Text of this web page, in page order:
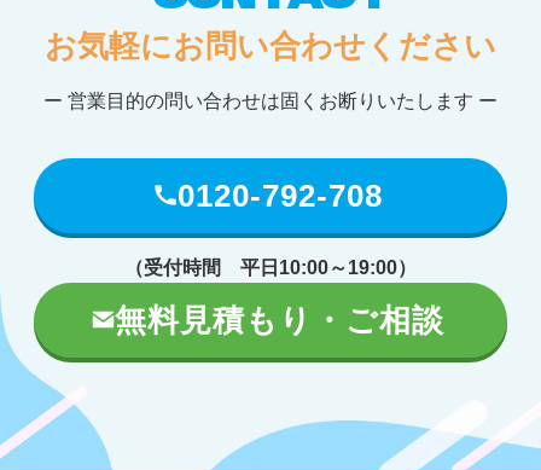
お気軽にお問い合わせください
ー 営業目的の問い合わせは固くお断りいたします ー
0120-792-708
（受付時間 平日10:00～19:00）
無料見積もり・ご相談